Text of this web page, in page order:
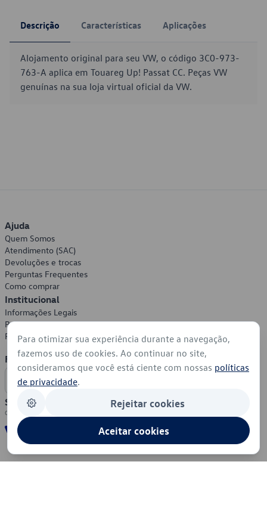
Descrição Características Aplicações
Alojamento original para seu VW, o código 3C0-973-
763-A aplica em Touareg Up! Passat CC. Peças VW
genuínas na sua loja virtual oficial da VW.
Ajuda
Quem Somos
Atendimento (SAC)
Devoluções e trocas
Perguntas Frequentes
Como comprar
Institucional
Informações Legais
Política de Privacidade
Política de Cookies
Formas de Pagamento
Segurança
Para otimizar sua experiência durante a navegação,
fazemos uso de cookies. Ao continuar no site,
consideramos que você está ciente com nossas políticas
de privacidade.
Rejeitar cookies
Aceitar cookies